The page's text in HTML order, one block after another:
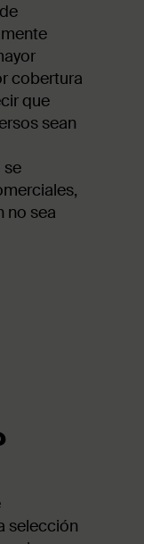
cobertura
que
sean
se
no sea
selección